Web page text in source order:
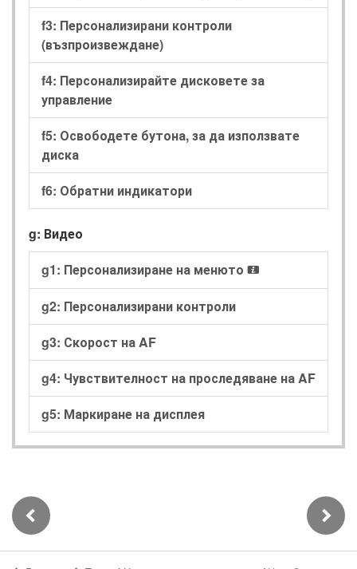
f3: Персонализирани контроли
(възпроизвеждане)
f4: Персонализирайте дисковете за
управление
f5: Освободете бутона, за да използвате
диска
f6: Обратни индикатори
g: Видео
g1: Персонализиране на менюто i
g2: Персонализирани контроли
g3: Скорост на AF
g4: Чувствителност на проследяване на AF
g5: Маркиране на дисплея